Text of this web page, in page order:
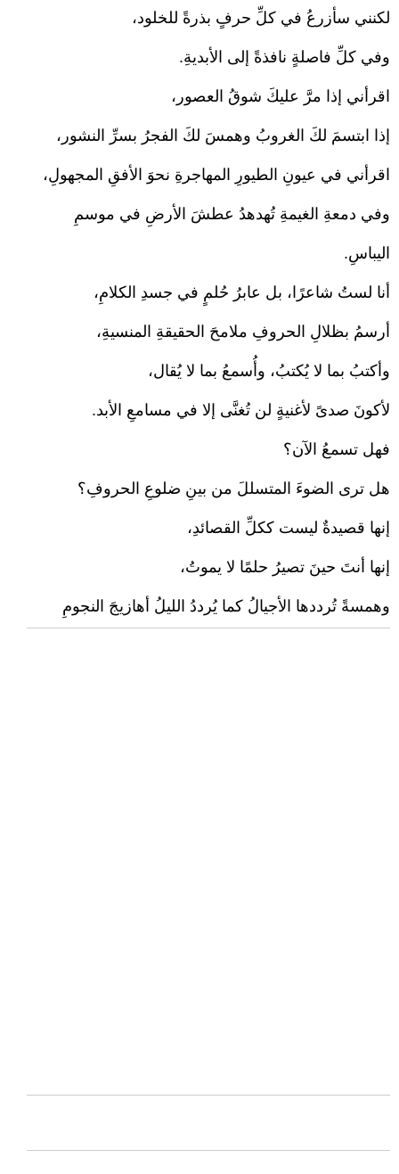
لكنني سأزرعُ في كلِّ حرفٍ بذرةً للخلود،
وفي كلِّ فاصلةٍ نافذةً إلى الأبديةِ.
اقرأني إذا مرَّ عليكَ شوقُ العصور،
إذا ابتسمَ لكَ الغروبُ وهمسَ لكَ الفجرُ بسرِّ النشور،
اقرأني في عيونِ الطيورِ المهاجرةِ نحوَ الأفقِ المجهولِ،
وفي دمعةِ الغيمةِ تُهدهدُ عطشَ الأرضِ في موسمِ
اليباسِ.
أنا لستُ شاعرًا، بل عابرُ حُلمٍ في جسدِ الكلامِ،
أرسمُ بظلالِ الحروفِ ملامحَ الحقيقةِ المنسيةِ،
وأكتبُ بما لا يُكتبُ، وأُسمعُ بما لا يُقال،
لأكونَ صدىً لأغنيةٍ لن تُغنَّى إلا في مسامعِ الأبد.
فهل تسمعُ الآن؟
هل ترى الضوءَ المتسللَ من بينِ ضلوعِ الحروفِ؟
إنها قصيدةٌ ليست ككلِّ القصائدِ،
إنها أنتَ حينَ تصيرُ حلمًا لا يموتُ،
وهمسةً تُرددها الأجيالُ كما يُرددُ الليلُ أهازيجَ النجومِ